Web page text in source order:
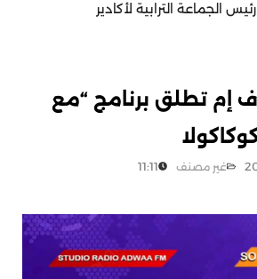
الجماعة الترابية لأكادير
إم تطلق برنامج “مع
غير مصنف 11:11